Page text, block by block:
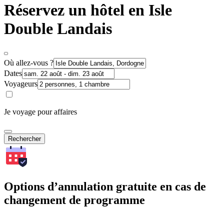
Réservez un hôtel en Isle
Double Landais
Où allez-vous ?
Dates
Voyageurs
Je voyage pour affaires
Rechercher
Options d’annulation gratuite en cas de
changement de programme